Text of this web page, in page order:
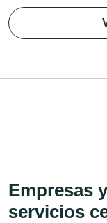
Empresas
servicios